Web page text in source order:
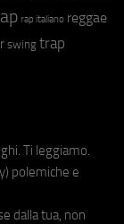
rap italiano reggae
swing trap
Ti leggiamo.
polemiche e
dalla tua, non